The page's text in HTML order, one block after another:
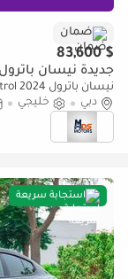
ضمان
$ 83,600
جديدة نيسان باترول SUPER SAFARI
نيسان باترول SUPER SAFARI Nissan Patrol 2024 مواصفات خليجية
دبي
خليجي
استجابة سريعة